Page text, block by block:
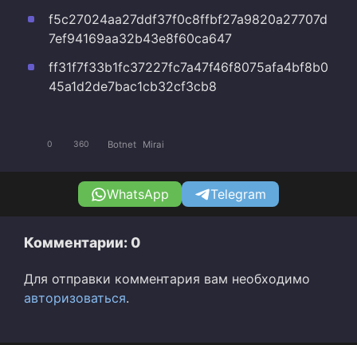
f5c27024aa27ddf37f0c8ffbf27a9820a27707d
7ef94169aa32b43e8f60ca647
ff31f7f33b1fc37227fc7a47f46f8075afa4bf8b0
45a1d2de7bac1cb32cf3cb8
0 360 Botnet Mirai
WhatsApp Telegram
Комментарии: 0
Для отправки комментария вам необходимо
авторизоваться.